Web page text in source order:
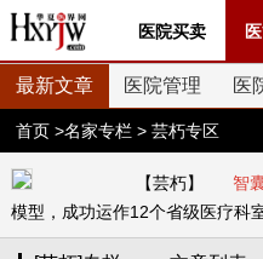
医院买卖
最新文章 医院管理 医
首页 >名家专栏 > 芸朽专区
【芸朽】 智
模型，成功运作12个省级医疗科